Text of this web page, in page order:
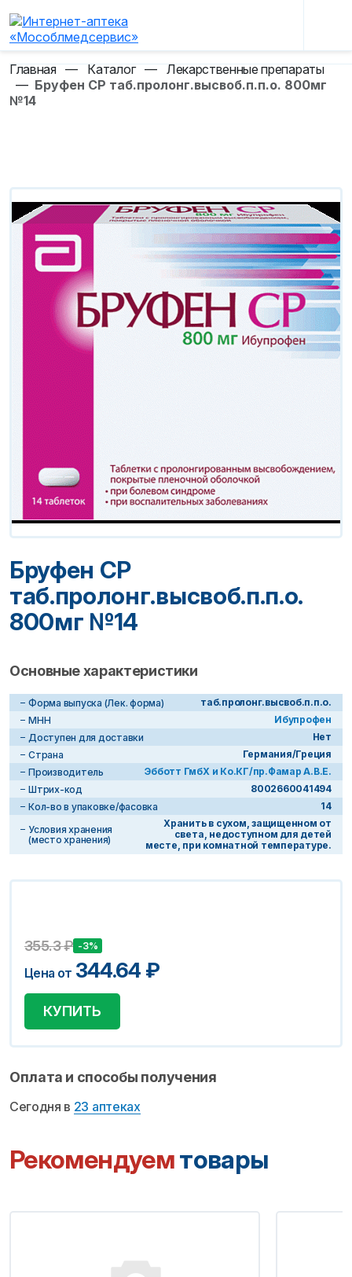
Главная — Каталог — Лекарственные препараты
— Бруфен СР таб.пролонг.высвоб.п.п.о. 800мг
№14
Бруфен СР
таб.пролонг.высвоб.п.п.о.
800мг №14
Основные характеристики
Форма выпуска (Лек. форма)
таб.пролонг.высвоб.п.п.о.
МНН
Ибупрофен
Доступен для доставки
Нет
Страна
Германия/Греция
Производитель
Эбботт ГмбХ и Ко.КГ/пр.Фамар A.B.E.
Штрих-код
8002660041494
Кол-во в упаковке/фасовка
14
Условия хранения
(место хранения)
Хранить в сухом, защищенном от
света, недоступном для детей
месте, при комнатной температуре.
355.3₽ -3%
Цена от 344.64 ₽
КУПИТЬ
Оплата и способы получения
Сегодня в 23 аптеках
Рекомендуемтовары